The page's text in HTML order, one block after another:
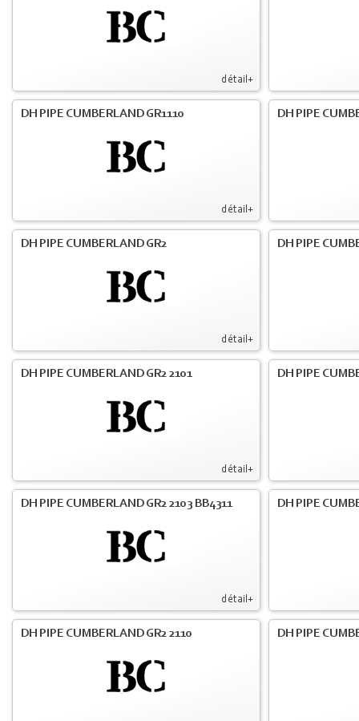
détail+
détail+
DH PIPE CUMBERLAND GR1110 DH PIPE
détail+
DH PIPE CUMBERLAND GR2 DH PIPE
détail+
DH PIPE CUMBERLAND GR2 2101 DH PIPE
détail+
DH PIPE CUMBERLAND GR2 2103 BB4311 DH PIPE
DH PIPE CUMBERLAND GR2 2110 DH PIPE